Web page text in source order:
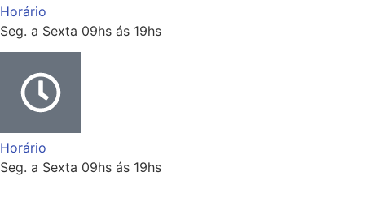
Horário
Seg. a Sexta 09hs ás 19hs
Horário
Seg. a Sexta 09hs ás 19hs